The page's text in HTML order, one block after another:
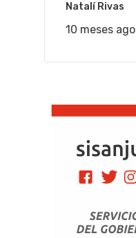
Natalí Rivas
10 meses ago